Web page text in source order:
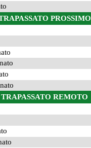
PROSSIMO
TRAPASSATO REMOTO